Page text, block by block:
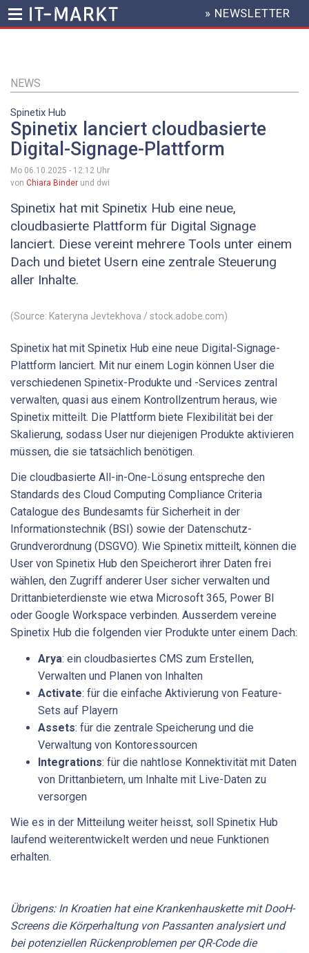
Inhalt
HEADER
MENU
» NEWSLETTER
NEWS
Spinetix Hub
Spinetix lanciert cloudbasierte
Digital-Signage-Plattform
Mo 06.10.2025 - 12:12 Uhr
von Chiara Binder und dwi
Spinetix hat mit Spinetix Hub eine neue,
cloudbasierte Plattform für Digital Signage
lanciert. Diese vereint mehrere Tools unter einem
Dach und bietet Usern eine zentrale Steuerung
aller Inhalte.
(Source: Kateryna Jevtekhova / stock.adobe.com)
Spinetix hat mit Spinetix Hub eine neue Digital-Signage-
Plattform lanciert. Mit nur einem Login können User die
verschiedenen Spinetix-Produkte und -Services zentral
verwalten, quasi aus einem Kontrollzentrum heraus, wie
Spinetix mitteilt. Die Plattform biete Flexibilität bei der
Skalierung, sodass User nur diejenigen Produkte aktivieren
müssen, die sie tatsächlich benötigen.
Die cloudbasierte All-in-One-Lösung entspreche den
Standards des Cloud Computing Compliance Criteria
Catalogue des Bundesamts für Sicherheit in der
Informationstechnik (BSI) sowie der Datenschutz-
Grundverordnung (DSGVO). Wie Spinetix mitteilt, können die
User von Spinetix Hub den Speicherort ihrer Daten frei
wählen, den Zugriff anderer User sicher verwalten und
Drittanbieterdienste wie etwa Microsoft 365, Power BI
oder Google Workspace verbinden. Ausserdem vereine
Spinetix Hub die folgenden vier Produkte unter einem Dach:
Arya: ein cloudbasiertes CMS zum Erstellen,
Verwalten und Planen von Inhalten
Activate: für die einfache Aktivierung von Feature-
Sets auf Playern
Assets: für die zentrale Speicherung und die
Verwaltung von Kontoressourcen
Integrations: für die nahtlose Konnektivität mit Daten
von Drittanbietern, um Inhalte mit Live-Daten zu
versorgen
Wie es in der Mitteilung weiter heisst, soll Spinetix Hub
laufend weiterentwickelt werden und neue Funktionen
erhalten.
Übrigens: In Kroatien hat eine Krankenhauskette mit DooH-
Screens die Körperhaltung von Passanten analysiert und
bei potenziellen Rückenproblemen per QR-Code die